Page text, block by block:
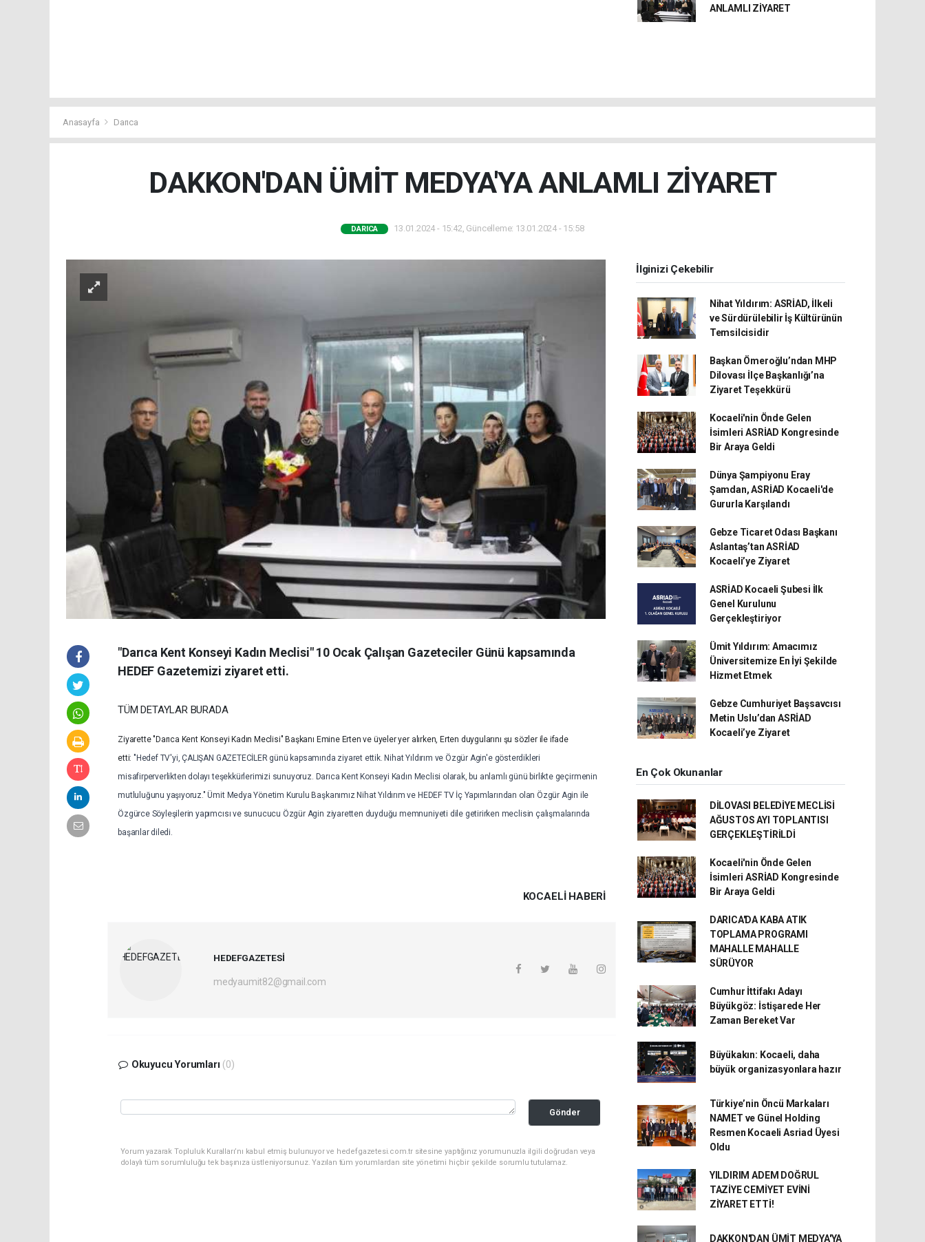
ANLAMLI ZİYARET
Anasayfa Darıca
DAKKON'DAN ÜMİT MEDYA'YA ANLAMLI ZİYARET
DARICA 13.01.2024 - 15:42, Güncelleme: 13.01.2024 - 15:58
"Darıca Kent Konseyi Kadın Meclisi" 10 Ocak Çalışan Gazeteciler Günü kapsamında
HEDEF Gazetemizi ziyaret etti.
TÜM DETAYLAR BURADA
Ziyarette "Darıca Kent Konseyi Kadın Meclisi" Başkanı Emine Erten ve üyeler yer alırken, Erten duygularını şu sözler ile ifade
etti: "Hedef TV'yi, ÇALIŞAN GAZETECİLER günü kapsamında ziyaret ettik. Nihat Yıldırım ve Özgür Agin'e gösterdikleri
misafirperverlikten dolayı teşekkürlerimizi sunuyoruz. Darıca Kent Konseyi Kadın Meclisi olarak, bu anlamlı günü birlikte geçirmenin
mutluluğunu yaşıyoruz." Ümit Medya Yönetim Kurulu Başkanımız Nihat Yıldırım ve HEDEF TV İç Yapımlarından olan Özgür Agin ile
Özgürce Söyleşilerin yapımcısı ve sunucucu Özgür Agin ziyaretten duyduğu memnuniyeti dile getirirken meclisin çalışmalarında
başarılar diledi.
KOCAELI HABERİ
HEDEFGAZETESİ
medyaumit82@gmail.com
Okuyucu Yorumları (0)
Gönder
Yorum yazarak Topluluk Kuralları’nı kabul etmiş bulunuyor ve hedefgazetesi.com.tr sitesine yaptığınız yorumunuzla ilgili doğrudan veya
dolaylı tüm sorumluluğu tek başınıza üstleniyorsunuz. Yazılan tüm yorumlardan site yönetimi hiçbir şekilde sorumlu tutulamaz.
İlginizi Çekebilir
Nihat Yıldırım: ASRİAD, İlkeli
ve Sürdürülebilir İş Kültürünün
Temsilcisidir
Başkan Ömeroğlu’ndan MHP
Dilovası İlçe Başkanlığı’na
Ziyaret Teşekkürü
Kocaeli'nin Önde Gelen
İsimleri ASRİAD Kongresinde
Bir Araya Geldi
Dünya Şampiyonu Eray
Şamdan, ASRİAD Kocaeli'de
Gururla Karşılandı
Gebze Ticaret Odası Başkanı
Aslantaş’tan ASRİAD
Kocaeli’ye Ziyaret
ASRİAD Kocaeli Şubesi İlk
Genel Kurulunu
Gerçekleştiriyor
Ümit Yıldırım: Amacımız
Üniversitemize En İyi Şekilde
Hizmet Etmek
Gebze Cumhuriyet Başsavcısı
Metin Uslu’dan ASRİAD
Kocaeli’ye Ziyaret
En Çok Okunanlar
DİLOVASI BELEDİYE MECLİSİ
AĞUSTOS AYI TOPLANTISI
GERÇEKLEŞTİRİLDİ
Kocaeli'nin Önde Gelen
İsimleri ASRİAD Kongresinde
Bir Araya Geldi
DARICA'DA KABA ATIK
TOPLAMA PROGRAMI
MAHALLE MAHALLE
SÜRÜYOR
Cumhur İttifakı Adayı
Büyükgöz: İstişarede Her
Zaman Bereket Var
Büyükakın: Kocaeli, daha
büyük organizasyonlara hazır
Türkiye’nin Öncü Markaları
NAMET ve Günel Holding
Resmen Kocaeli Asriad Üyesi
Oldu
YILDIRIM ADEM DOĞRUL
TAZİYE CEMİYET EVİNİ
ZİYARET ETTİ!
DAKKON'DAN ÜMİT MEDYA'YA